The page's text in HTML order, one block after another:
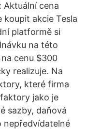
Aktuální cena
koupit akcie Tesla
platformě si
na této
cenu $300
realizuje. Na
které firma
jako je
sazby, daňová
nepředvídatelné